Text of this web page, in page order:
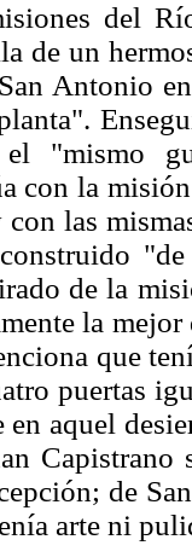
del
de un
Antonio
el "mismo
con la
las
de la
la
que
puertas
en aquel
Capistrano
de
arte ni